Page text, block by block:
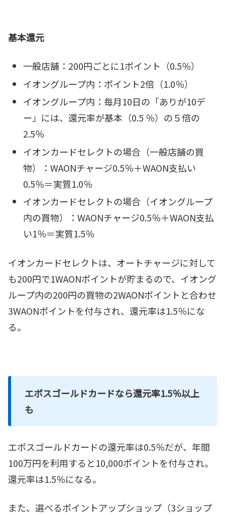
基本還元
一般店舗：200円ごとに1ポイント（0.5％）
イオングループ内：ポイント2倍（1.0％）
イオングループ内：毎月10日の「ありが10デ
ー」には、還元率が基本（0.5 ％）の５倍の
2.5％
イオンカードセレクトの場合（一般店舗の買
物）：WAONチャージ0.5％＋WAON支払い
0.5％＝実質1.0％
イオンカードセレクトの場合（イオングループ
内の買物）：WAONチャージ0.5％＋WAON支払
い1％＝実質1.5％
イオンカードセレクトは、オートチャージに対して
も200円で1WAONポイントが貯まるので、イオング
ループ内の200円の買物の2WAONポイントと合わせ
3WAONポイントを付与され、還元率は1.5％にな
る。
エポスゴールドカードなら還元率1.5％以上
も
エポスゴールドカードの還元率は0.5％だが、年間
100万円を利用すると10,000ポイントを付与され。
還元率は1.5％になる。
また、選べるポイントアップショップ（3ショップ